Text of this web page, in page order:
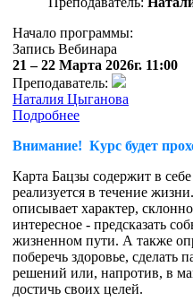
Начало программы:
Запись Вебинара
21 – 22 Марта 2026г. 11:00
Преподаватель:
Наталия Цыганова
Подробнее
Внимание! Курс будет
Карта Бацзы содержит в
реализуется в течение
описывает характер,
интересное - предсказать
жизненном пути. А также
поберечь здоровье, сделать
решений или, напротив, в
достичь своих целей.